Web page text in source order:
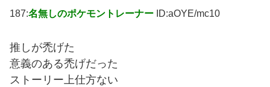
187:名無しのポケモントレーナー ID:aOYE/mc10
推しが禿げた
意義のある禿げだった
ストーリー上仕方ない